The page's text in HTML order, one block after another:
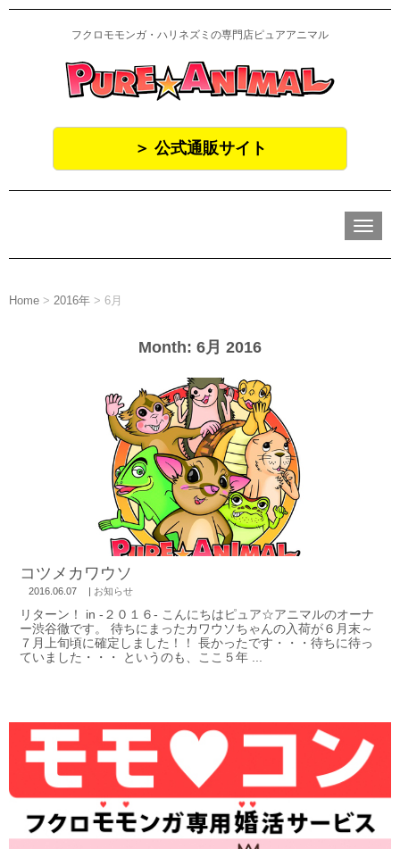
フクロモモンガ・ハリネズミの専門店ピュアアニマル
＞ 公式通販サイト
N
a
Home > 2016年 > 6月
Month: 6月 2016
コツメカワウソ
2016.06.07 | お知らせ
リターン！ in -２０１６- こんにちはピュア☆アニマルのオーナ
ー渋谷徹です。 待ちにまったカワウソちゃんの入荷が６月末～
７月上旬頃に確定しました！！ 長かったです・・・待ちに待っ
ていました・・・ というのも、ここ５年 ...